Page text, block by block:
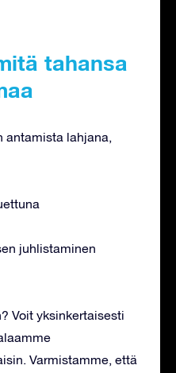
tahansa
antamista lahjana,
juhlistaminen
Voit yksinkertaisesti
Varmistamme, että